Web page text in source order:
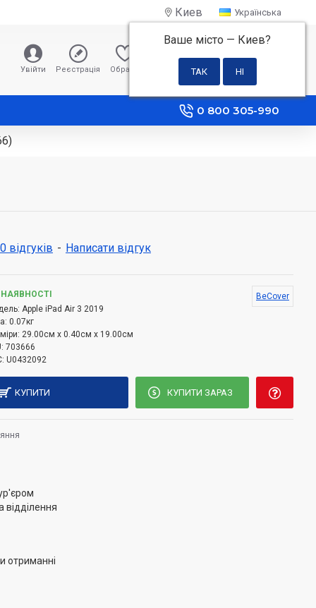
Киев
Ваше місто — Киев?
Українська
Увійти Реєстрація Обране Порівняння
0 грн
0 800 305-990
відгуків - Написати відгук
Apple iPad Air 3 2019
0.07кг
29.00см x 0.40см x 19.00см
703666
U0432092
BeCover
КУПИТИ КУПИТИ ЗАРАЗ
отриманні